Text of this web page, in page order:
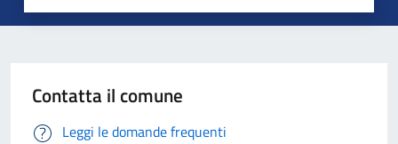
Contatta il comune
Leggi le domande frequenti